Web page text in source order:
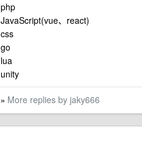
php
JavaScript(vue、react)
css
go
lua
unity
» More replies by jaky666